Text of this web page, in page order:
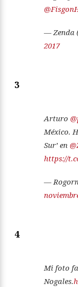
— Zenda
2017
3
Arturo
México.
Sur’ en
https://
—
4
Mi foto
Nogales.